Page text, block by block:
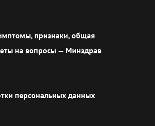
признаки, общая
на вопросы — Минздрав
персональных данных